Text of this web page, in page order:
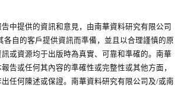
中提供的資訊和意見，由南華資料研究有限公司
各自的客戶提供資訊而準備，並且以合理謹慎的原
或資源均于出版時為真實、可靠和準確的。南華
告或任何其內容的準確性或完整性或其他方面，
任何陳述或保證。南華資料研究有限公司及/或南